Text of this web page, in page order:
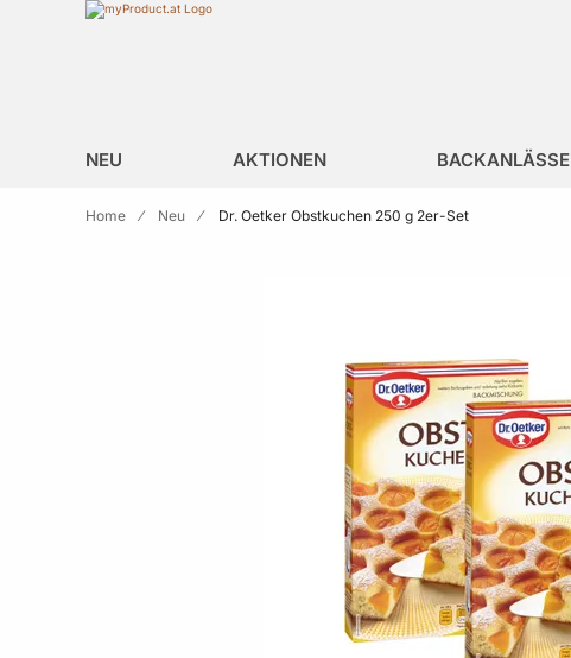
Zur Homepage
NEU AKTIONEN BACKANLÄSSE
Home Neu Dr. Oetker Obstkuchen 250 g 2er-Set